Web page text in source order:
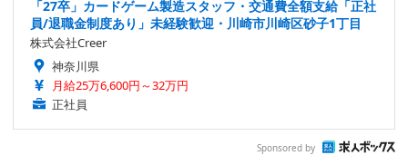
「27卒」カードゲーム製造スタッフ・交通費全額支給「正社
員/退職金制度あり」未経験歓迎・川崎市川崎区砂子1丁目
株式会社Creer
神奈川県
月給25万6,600円～32万円
正社員
Sponsored by